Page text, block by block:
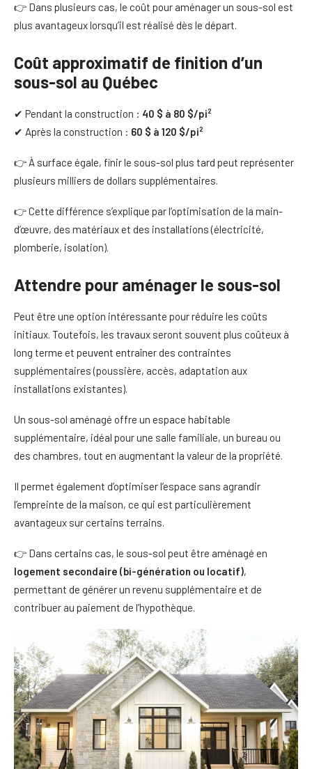
👉 Dans plusieurs cas, le coût pour aménager un sous-sol est
plus avantageux lorsqu’il est réalisé dès le départ.
Coût approximatif de finition d’un
sous-sol au Québec
✔ Pendant la construction : 40 $ à 80 $/pi²
✔ Après la construction : 60 $ à 120 $/pi²
👉 À surface égale, finir le sous-sol plus tard peut représenter
plusieurs milliers de dollars supplémentaires.
👉 Cette différence s’explique par l’optimisation de la main-
d’œuvre, des matériaux et des installations (électricité,
plomberie, isolation).
Attendre pour aménager le sous-sol
Peut être une option intéressante pour réduire les coûts
initiaux. Toutefois, les travaux seront souvent plus coûteux à
long terme et peuvent entraîner des contraintes
supplémentaires (poussière, accès, adaptation aux
installations existantes).
Un sous-sol aménagé offre un espace habitable
supplémentaire, idéal pour une salle familiale, un bureau ou
des chambres, tout en augmentant la valeur de la propriété.
Il permet également d’optimiser l’espace sans agrandir
l’empreinte de la maison, ce qui est particulièrement
avantageux sur certains terrains.
👉 Dans certains cas, le sous-sol peut être aménagé en
logement secondaire (bi-génération ou locatif),
permettant de générer un revenu supplémentaire et de
contribuer au paiement de l’hypothèque.